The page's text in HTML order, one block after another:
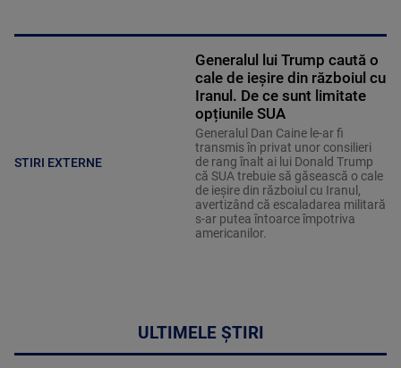
STIRI EXTERNE
Generalul lui Trump caută o
cale de ieșire din războiul cu
Iranul. De ce sunt limitate
opțiunile SUA
Generalul Dan Caine le-ar fi
transmis în privat unor consilieri
de rang înalt ai lui Donald Trump
că SUA trebuie să găsească o cale
de ieșire din războiul cu Iranul,
avertizând că escaladarea militară
s-ar putea întoarce împotriva
americanilor.
ULTIMELE ȘTIRI